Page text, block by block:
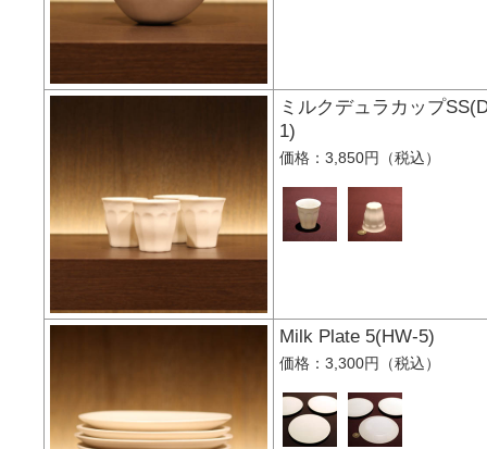
ミルクデュラカップ
1)
価格：3,850円（税込）
Milk Plate 5(HW-
価格：3,300円（税込）